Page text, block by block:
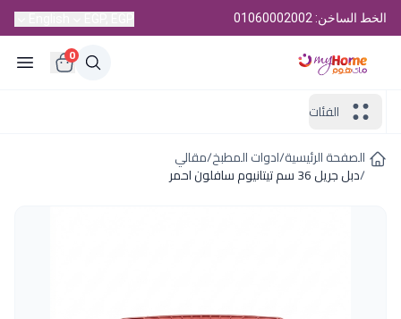
الخط الساخن: 01060002002
0
الفئات
الصفحة الرئيسية/ادوات المطبخ/مقالي
/دبل جريل 36 سم تيتانيوم سافلون احمر